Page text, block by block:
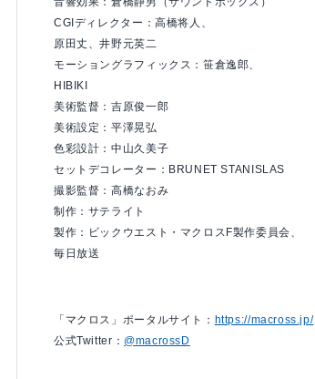
CGIディレクター：高橋将人、
原田丈、井野元英二
モーショングラフィックス：笹倉逸郎、
HIBIKI
美術監督：吉原俊一郎
美術設定：平澤晃弘
色彩設計：中山久美子
セットデコレーター：BRUNET STANISLAS
撮影監督：高橋なおみ
制作：サテライト
製作：ビックウエスト・マクロスF製作委員会、
毎日放送
「マクロス」ポータルサイト： https://macross.jp/
公式Twitter： @macrossD